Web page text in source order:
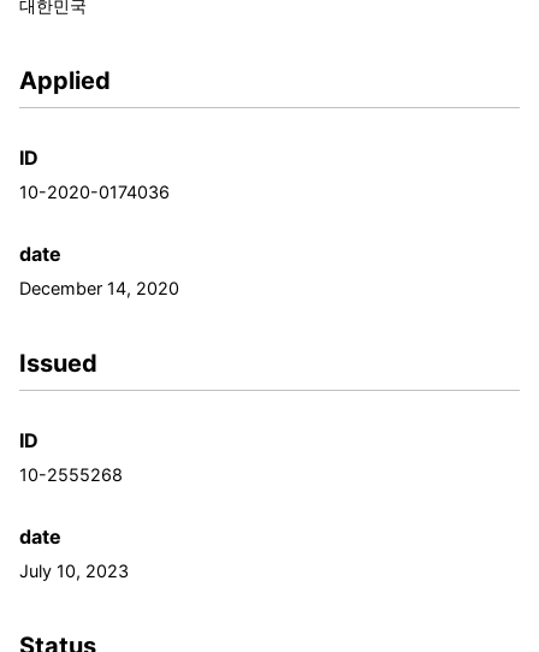
대한민국
Applied
ID
10-2020-0174036
date
December 14, 2020
Issued
ID
10-2555268
date
July 10, 2023
Status